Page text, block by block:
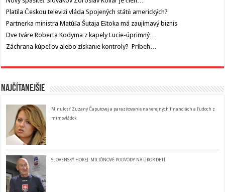
Platila Českou televizi vláda Spojených států amerických?
Partnerka ministra Matúša Šutaja Eštoka má zaujímavý biznis
Dve tváre Roberta Kodyma z kapely Lucie-úprimný…
Záchrana kúpeľov alebo získanie kontroly? Príbeh…
Najčítanejšie
Minulosť Zuzany Čaputovej a parazitovanie na verejných financiách a ľudoch z
mimovládok
SLOVENSKÝ HOKEJ: MILIÓNOVÉ PODVODY NA ÚKOR DETÍ